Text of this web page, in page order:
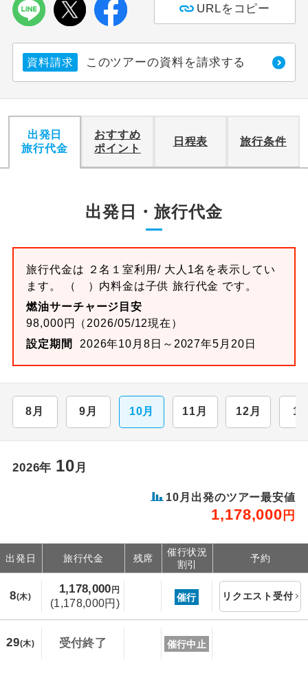
URLをコピー
資料請求 このツアーの資料を請求する
出発日
旅行代金
おすすめ
ポイント
日程表 旅行条件
出発日・旅行代金
旅行代金は ２名１室利用/ 大人1名を表示してい
ます。 （ ）内料金は子供 旅行代金 です。
燃油サーチャージ目安
98,000円（2026/05/12現在）
設定期間
2026年10月8日～2027年5月20日
8月 9月 10月 11月 12月 1
2026年 10月
10月出発のツアー最安値
1,178,000 円
出発日 旅行代金 残席
催行状況
割引
予約
8(木)
1,178,000 円
(1,178,000円)
催行 リクエスト受付
29(木) 受付終了 催行中止